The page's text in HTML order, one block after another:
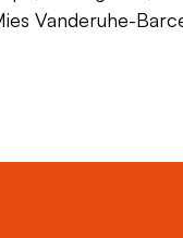
Vanderuhe-